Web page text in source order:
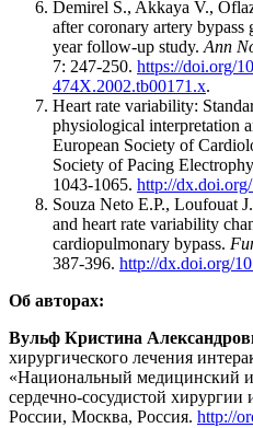
Demirel S., Akkaya V.,
after coronary artery bypass
year follow-up study. Ann
7: 247-250. https://doi.org/
474X.2002.tb00171.x.
Heart rate variability:
physiological interpretation
European Society of
Society of Pacing
1043-1065. http://
Souza Neto E.P., Loufouat
and heart rate variability
cardiopulmonary bypass.
387-396. http://dx.doi.org/
Об авторах:
Вульф Кристина
хирургического лечения
«Национальный медицинский
сердечно-сосудистой
России, Москва, Россия. http://